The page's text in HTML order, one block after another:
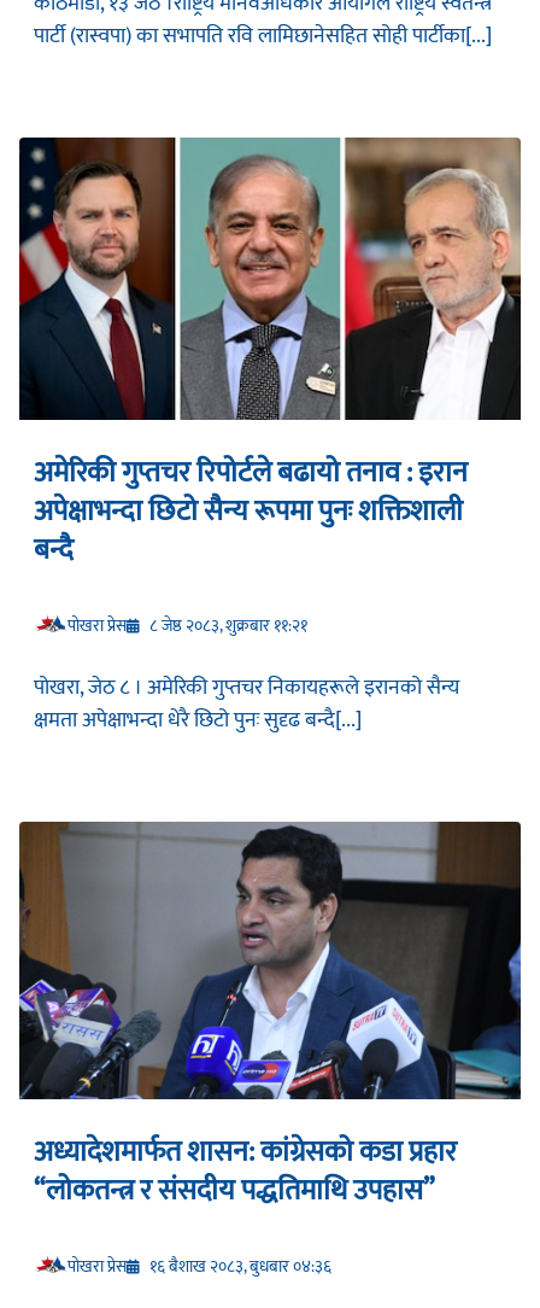
पार्टी (रास्वपा) का सभापति रवि लामिछानेसहित सोही पार्टीका[...]
अमेरिकी गुप्तचर रिपोर्टले बढायो तनाव : इरान
अपेक्षाभन्दा छिटो सैन्य रूपमा पुनः शक्तिशाली
बन्दै
प‍ोखरा प्रेस ८ जेष्ठ २०८३, शुक्रबार ११:२१
पोखरा, जेठ ८ । अमेरिकी गुप्तचर निकायहरूले इरानको सैन्य
क्षमता अपेक्षाभन्दा धेरै छिटो पुनः सुदृढ बन्दै[...]
अध्यादेशमार्फत शासन: कांग्रेसको कडा प्रहार
“लोकतन्त्र र संसदीय पद्धतिमाथि उपहास”
प‍ोखरा प्रेस १६ बैशाख २०८३, बुधबार ०४:३६